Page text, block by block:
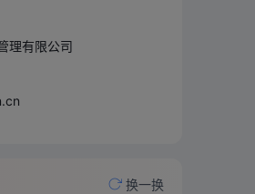
理有限公司
换一换